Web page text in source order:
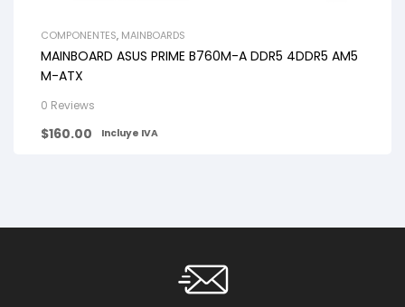
COMPONENTES, MAINBOARDS
MAINBOARD ASUS PRIME B760M-A DDR5 4DDR5 AM5
M-ATX
0 Reviews
$160.00 Incluye IVA